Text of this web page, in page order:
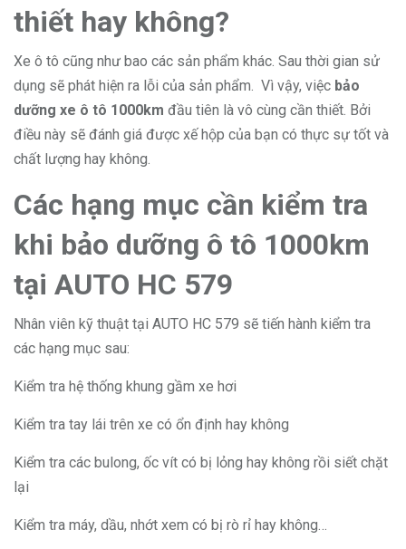
thiết hay không?
Xe ô tô cũng như bao các sản phẩm khác. Sau thời gian sử
dụng sẽ phát hiện ra lỗi của sản phẩm. Vì vậy, việc bảo
dưỡng xe ô tô 1000km đầu tiên là vô cùng cần thiết. Bởi
điều này sẽ đánh giá được xế hộp của bạn có thực sự tốt và
chất lượng hay không.
Các hạng mục cần kiểm tra
khi bảo dưỡng ô tô 1000km
tại AUTO HC 579
Nhân viên kỹ thuật tại AUTO HC 579 sẽ tiến hành kiểm tra
các hạng mục sau:
Kiểm tra hệ thống khung gầm xe hơi
Kiểm tra tay lái trên xe có ổn định hay không
Kiểm tra các bulong, ốc vít có bị lỏng hay không rồi siết chặt
lại
Kiểm tra máy, dầu, nhớt xem có bị rò rỉ hay không…